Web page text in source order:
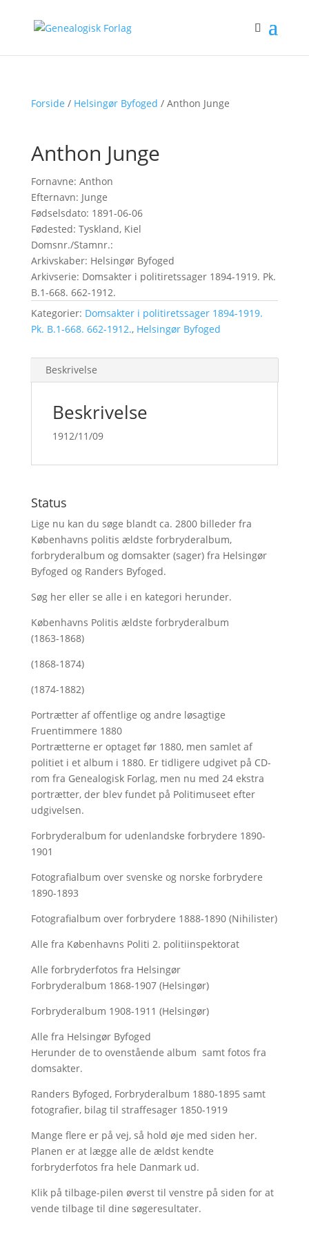
Forside / Helsingør Byfoged / Anthon Junge
Anthon Junge
Fornavne: Anthon
Efternavn: Junge
Fødselsdato: 1891-06-06
Fødested: Tyskland, Kiel
Domsnr./Stamnr.:
Arkivskaber: Helsingør Byfoged
Arkivserie: Domsakter i politiretssager 1894-1919. Pk.
B.1-668. 662-1912.
Kategorier: Domsakter i politiretssager 1894-1919.
Pk. B.1-668. 662-1912., Helsingør Byfoged
Beskrivelse
Beskrivelse
1912/11/09
Status
Lige nu kan du søge blandt ca. 2800 billeder fra
Københavns politis ældste forbryderalbum,
forbryderalbum og domsakter (sager) fra Helsingør
Byfoged og Randers Byfoged.
Søg hereller se alle i en kategori herunder.
Københavns Politis ældste forbryderalbum
(1863-1868)
(1868-1874)
(1874-1882)
Portrætter af offentlige og andre løsagtige
Fruentimmere 1880
Portrætterne er optaget før 1880, men samlet af
politiet i et album i 1880. Er tidligere udgivet på CD-
rom fra Genealogisk Forlag, men nu med 24 ekstra
portrætter, der blev fundet på Politimuseet efter
udgivelsen.
Forbryderalbum for udenlandske forbrydere 1890-
1901
Fotografialbum over svenske og norske forbrydere
1890-1893
Fotografialbum over forbrydere 1888-1890 (Nihilister)
Alle fra Københavns Politi 2. politiinspektorat
Alle forbryderfotos fra Helsingør
Forbryderalbum 1868-1907 (Helsingør)
Forbryderalbum 1908-1911 (Helsingør)
Alle fra Helsingør Byfoged
Herunder de to ovenstående album samt fotos fra
domsakter.
Randers Byfoged, Forbryderalbum 1880-1895 samt
fotografier, bilag til straffesager 1850-1919
Mange flere er på vej, så hold øje med siden her.
Planen er at lægge alle de ældst kendte
forbryderfotos fra hele Danmark ud.
Klik på tilbage-pilen øverst til venstre på siden for at
vende tilbage til dine søgeresultater.